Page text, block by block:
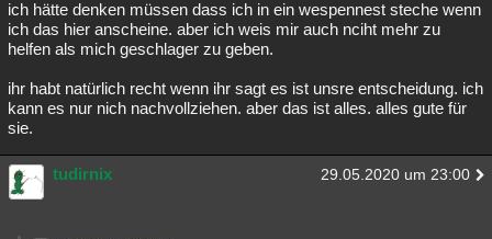
ich hätte denken müssen dass ich in ein wespennest steche wenn
ich das hier anscheine. aber ich weis mir auch nciht mehr zu
helfen als mich geschlager zu geben.
ihr habt natürlich recht wenn ihr sagt es ist unsre entscheidung. ich
kann es nur nich nachvollziehen. aber das ist alles. alles gute für
sie.
tudirnix 29.05.2020 um 23:00